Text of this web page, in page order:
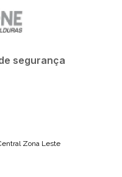
segurança
Zona Leste